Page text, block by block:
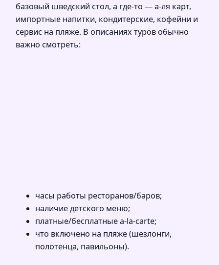
базовый шведский стол, а где-то — а-ля карт,
импортные напитки, кондитерские, кофейни и
сервис на пляже. В описаниях туров обычно
важно смотреть:
часы работы ресторанов/баров;
наличие детского меню;
платные/бесплатные a-la-carte;
что включено на пляже (шезлонги,
полотенца, павильоны).